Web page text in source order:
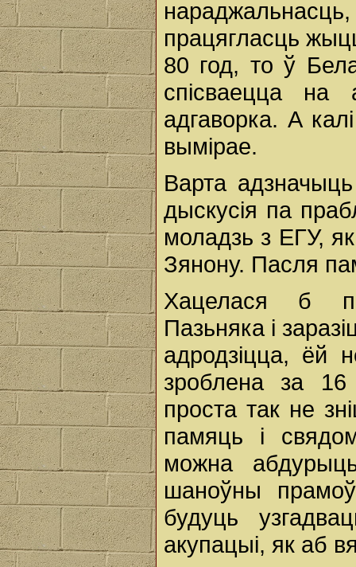
працягласць
80 год, то ў
спісваецца на
адгаворка. А
вымірае.
Варта
дыскусія па
моладзь з ЕГУ,
Зянону. Пасля
Хацелася б
Пазьняка і
адродзіцца, ёй
зроблена за 16
проста так не
памяць і
можна
шаноўны
будуць
акупацыі, як аб